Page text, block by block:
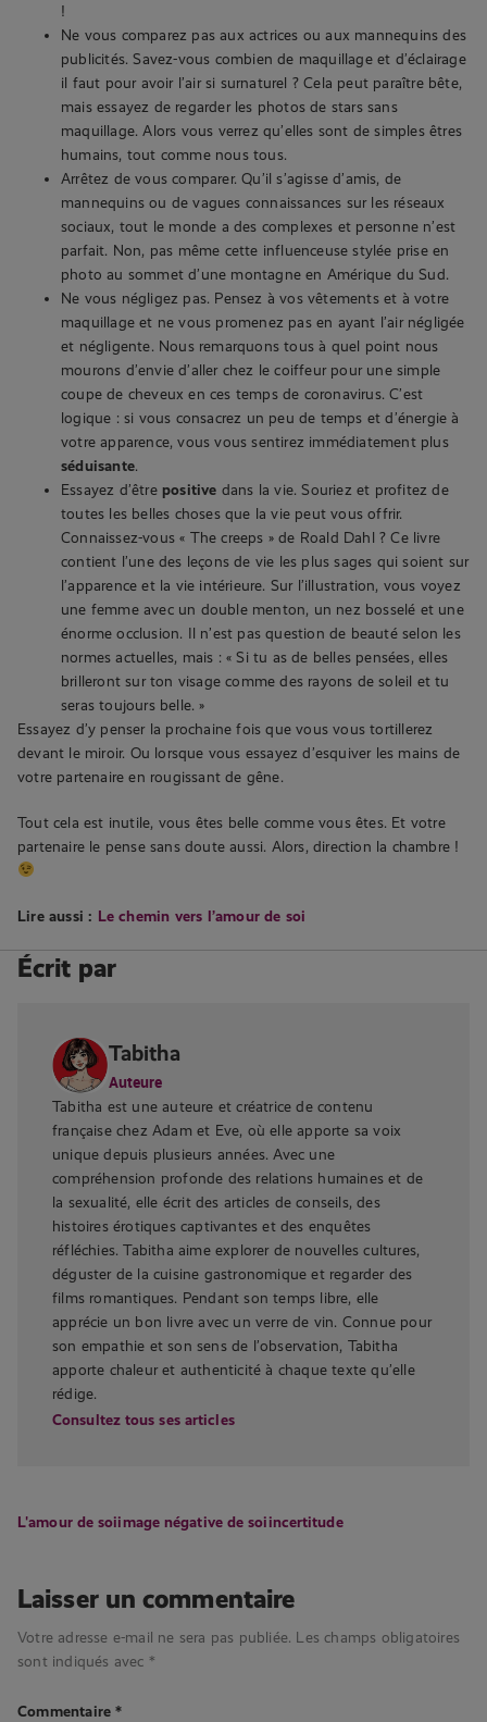
!
Ne vous comparez pas aux actrices ou aux mannequins des
publicités. Savez-vous combien de maquillage et d’éclairage
il faut pour avoir l’air si surnaturel ? Cela peut paraître bête,
mais essayez de regarder les photos de stars sans
maquillage. Alors vous verrez qu’elles sont de simples êtres
humains, tout comme nous tous.
Arrêtez de vous comparer. Qu’il s’agisse d’amis, de
mannequins ou de vagues connaissances sur les réseaux
sociaux, tout le monde a des complexes et personne n’est
parfait. Non, pas même cette influenceuse stylée prise en
photo au sommet d’une montagne en Amérique du Sud.
Ne vous négligez pas. Pensez à vos vêtements et à votre
maquillage et ne vous promenez pas en ayant l’air négligée
et négligente. Nous remarquons tous à quel point nous
mourons d’envie d’aller chez le coiffeur pour une simple
coupe de cheveux en ces temps de coronavirus. C’est
logique : si vous consacrez un peu de temps et d’énergie à
votre apparence, vous vous sentirez immédiatement plus
séduisante.
Essayez d’être positive dans la vie. Souriez et profitez de
toutes les belles choses que la vie peut vous offrir.
Connaissez-vous « The creeps » de Roald Dahl ? Ce livre
contient l’une des leçons de vie les plus sages qui soient sur
l’apparence et la vie intérieure. Sur l’illustration, vous voyez
une femme avec un double menton, un nez bosselé et une
énorme occlusion. Il n’est pas question de beauté selon les
normes actuelles, mais : « Si tu as de belles pensées, elles
brilleront sur ton visage comme des rayons de soleil et tu
seras toujours belle. »
Essayez d’y penser la prochaine fois que vous vous tortillerez
devant le miroir. Ou lorsque vous essayez d’esquiver les mains de
votre partenaire en rougissant de gêne.
Tout cela est inutile, vous êtes belle comme vous êtes. Et votre
partenaire le pense sans doute aussi. Alors, direction la chambre !
Lire aussi : Le chemin vers l’amour de soi
Écrit par
Tabitha
Auteure
Tabitha est une auteure et créatrice de contenu
française chez Adam et Eve, où elle apporte sa voix
unique depuis plusieurs années. Avec une
compréhension profonde des relations humaines et de
la sexualité, elle écrit des articles de conseils, des
histoires érotiques captivantes et des enquêtes
réfléchies. Tabitha aime explorer de nouvelles cultures,
déguster de la cuisine gastronomique et regarder des
films romantiques. Pendant son temps libre, elle
apprécie un bon livre avec un verre de vin. Connue pour
son empathie et son sens de l’observation, Tabitha
apporte chaleur et authenticité à chaque texte qu’elle
rédige.
Consultez tous ses articles
L'amour de soiimage négative de soiincertitude
Laisser un commentaire
Votre adresse e-mail ne sera pas publiée. Les champs obligatoires
sont indiqués avec *
Commentaire*